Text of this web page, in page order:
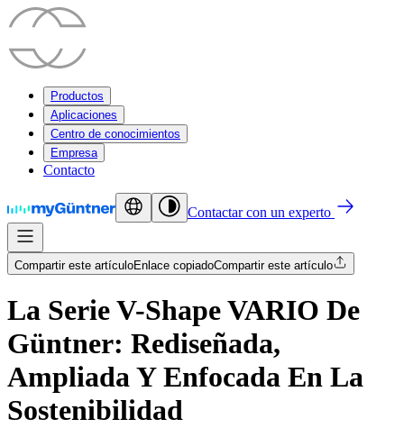
Productos
Aplicaciones
Centro de conocimientos
Empresa
Contacto
Contactar con un experto
Compartir este artículoEnlace copiadoCompartir este artículo
La Serie V-Shape VARIO De
Güntner: Rediseñada,
Ampliada Y Enfocada En La
Sostenibilidad